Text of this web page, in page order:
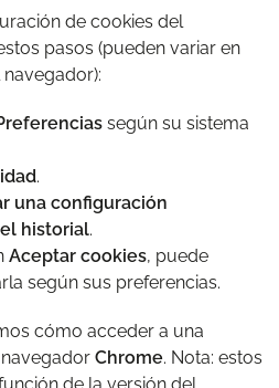
de cookies del
pasos (pueden variar en
según su sistema
.
una configuración
historial.
Aceptar cookies, puede
según sus preferencias.
cómo acceder a una
Chrome. Nota: estos